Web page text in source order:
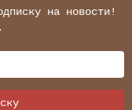
на новости!